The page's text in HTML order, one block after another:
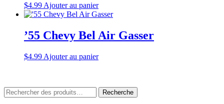
$4.99 Ajouter au panier
’55 Chevy Bel Air Gasser
$4.99 Ajouter au panier
Rechercher
:
Recherche